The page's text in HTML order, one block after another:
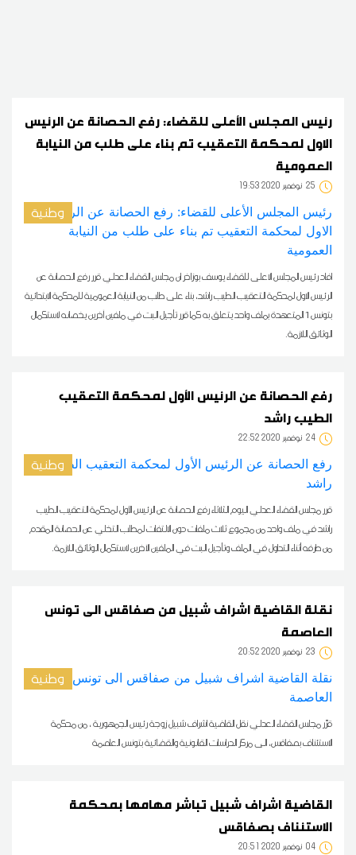
رئيس المجلس الأعلى للقضاء: رفع الحصانة عن الرئيس
الاول لمحكمة التعقيب تم بناء على طلب من النيابة
العمومية
25 19:53 2020 نوفمبر
وطنية
افاد رئيس المجلس الاعلى للقضاء يوسف بوزاخر ان مجلس القضاء العدلي قرر رفع الحصانة عن
الرئيس الاول لمحكمة التعقيب الطيب راشد، بناء على طلب من النيابة العمومية للمحكمة الابتدائية
بتونس 1 المتعهدة بملف واحد يتعلق به كما قرر تأجيل البت في ملفين آخرين يخصانه لاستكمال
الوثائق اللازمة.
رفع الحصانة عن الرئيس الأول لمحكمة التعقيب
الطيب راشد
24 22:52 2020 نوفمبر
وطنية
قرر مجلس القضاء العدلي اليوم الثلاثاء رفع الحصانة عن الرئيس الأول لمحكمة التعقيب الطيب
راشد في ملف واحد من مجموع ثلاث ملفات دون الالتفات لمطلب التخلي عن الحصانة المقدم
من طرفه أثناء التداول في الملف وتأجيل البت في الملفين الآخرين لاستكمال الوثائق اللازمة.
نقلة القاضية اشراف شبيل من صفاقس الى تونس
العاصمة
23 20:52 2020 نوفمبر
وطنية
قرّر مجلس القضاء العدلي نقل القاضية اشراف شبيل زوجة رئيس الجمهورية ، من محكمة
الاستئناف بصفاقس، الى مركز الدراسات القانونية والقضائية بتونس العاصمة
القاضية اشراف شبيل تباشر مهامها بمحكمة
الاستئناف بصفاقس
04 20:51 2020 نوفمبر